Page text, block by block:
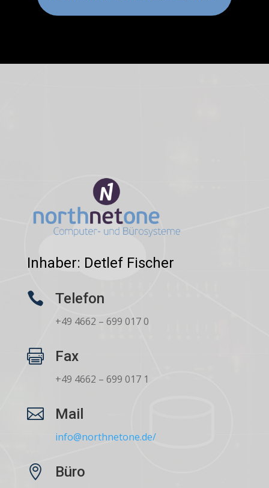
Inhaber: Detlef Fischer
 Telefon
+49 4662 – 699 017 0
 Fax
+49 4662 – 699 017 1
 Mail
info@northnetone.de/
 Büro